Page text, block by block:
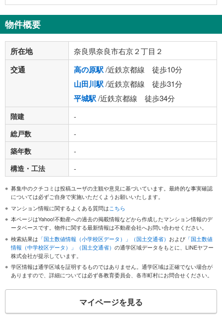
物件概要
所在地 奈良県奈良市右京２丁目２
交通 高の原駅/近鉄京都線 徒歩10分
山田川駅/近鉄京都線 徒歩31分
平城駅/近鉄京都線 徒歩34分
階建
-
総戸数
-
築年数
-
構造・工法
-
募集中のクチコミは投稿ユーザの主観や意見に基づいています。最終的な事実確認
については必ずご自身で実施いただくようお願いいたします。
マンション情報に関するよくある質問はこちら
本ページはYahoo!不動産への過去の掲載情報などから作成したマンション情報のデ
ータベースです。物件に関する最新情報は不動産会社へお問い合わせください。
検索結果は 「国土数値情報（小学校区データ）」（国土交通省） および 「国土数値
情報（中学校区データ）」（国土交通省） の通学区域データをもとに、LINEヤフー
株式会社が提示しています。
学区情報は通学区域を証明するものではありません。通学区域は正確でない場合が
ありますので、詳細については必ず各教育委員会、各市町村にお問合せください。
マイページを見る